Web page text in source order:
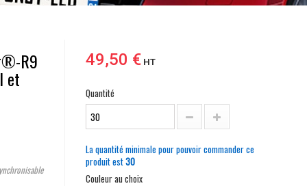
R9
et
49,50 €HT
Quantité
La quantité minimale pour pouvoir commander ce
produit est30
Couleur au choix